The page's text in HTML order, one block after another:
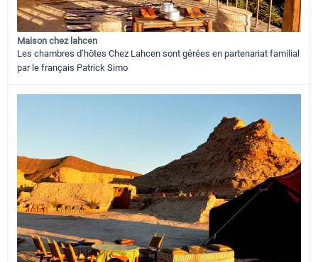
Maison chez lahcen
Les chambres d’hôtes Chez Lahcen sont gérées en partenariat familial
par le français Patrick Simo